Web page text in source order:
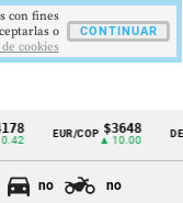
EUR/COP $3648
▲ 10.00
no no
con fines
o
cookies
CONTINUAR